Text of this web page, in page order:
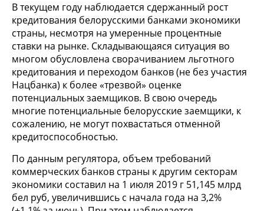
В текущем году наблюдается сдержанный рост
кредитования белорусскими банками экономики
страны, несмотря на умеренные процентные
ставки на рынке. Складывающаяся ситуация во
многом обусловлена сворачиванием льготного
кредитования и переходом банков (не без участия
Нацбанка) к более «трезвой» оценке
потенциальных заемщиков. В свою очередь
многие потенциальные белорусские заемщики, к
сожалению, не могут похвастаться отменной
кредитоспособностью.
По данным регулятора, объем требований
коммерческих банков страны к другим секторам
экономики составил на 1 июля 2019 г 51,145 млрд
бел руб, увеличившись с начала года на 3,2%